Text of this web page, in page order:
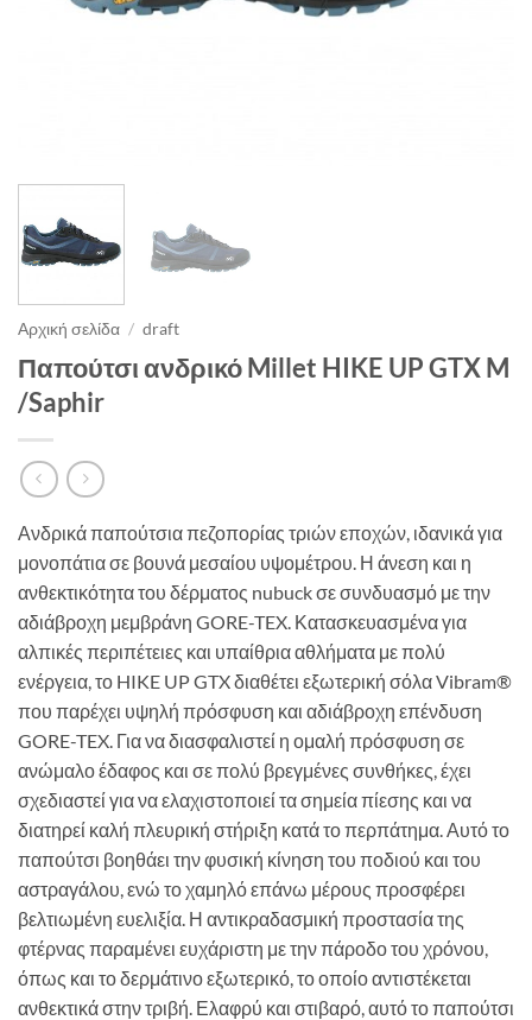
Αρχική σελίδα / draft
Παπούτσι ανδρικό Millet HIKE UP GTX M
/Saphir
Ανδρικά παπούτσια πεζοπορίας τριών εποχών, ιδανικά για
μονοπάτια σε βουνά μεσαίου υψομέτρου. Η άνεση και η
ανθεκτικότητα του δέρματος nubuck σε συνδυασμό με την
αδιάβροχη μεμβράνη GORE-TEX. Κατασκευασμένα για
αλπικές περιπέτειες και υπαίθρια αθλήματα με πολύ
ενέργεια, το HIKE UP GTX διαθέτει εξωτερική σόλα Vibram®
που παρέχει υψηλή πρόσφυση και αδιάβροχη επένδυση
GORE-TEX. Για να διασφαλιστεί η ομαλή πρόσφυση σε
ανώμαλο έδαφος και σε πολύ βρεγμένες συνθήκες, έχει
σχεδιαστεί για να ελαχιστοποιεί τα σημεία πίεσης και να
διατηρεί καλή πλευρική στήριξη κατά το περπάτημα. Αυτό το
παπούτσι βοηθάει την φυσική κίνηση του ποδιού και του
αστραγάλου, ενώ το χαμηλό επάνω μέρους προσφέρει
βελτιωμένη ευελιξία. Η αντικραδασμική προστασία της
φτέρνας παραμένει ευχάριστη με την πάροδο του χρόνου,
όπως και το δερμάτινο εξωτερικό, το οποίο αντιστέκεται
ανθεκτικά στην τριβή. Ελαφρύ και στιβαρό, αυτό το παπούτσι